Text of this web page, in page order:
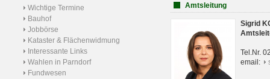
Wichtige Termine
Bauhof
Jobbörse
Kataster & Flächenwidmung
Interessante Links
Wahlen in Parndorf
Fundwesen
Amtsleitung
Sigrid
Tel.Nr.
email: